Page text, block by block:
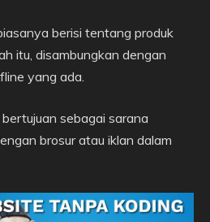
berisi tentang produk
itu, disambungkan dengan
yang ada.
sebagai sarana
brosur atau iklan dalam